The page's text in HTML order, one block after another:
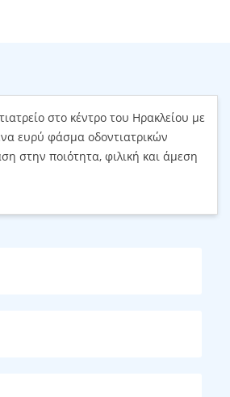
στο κέντρο του Ηρακλείου με
ευρύ φάσμα οδοντιατρικών
στην ποιότητα, φιλική και άμεση